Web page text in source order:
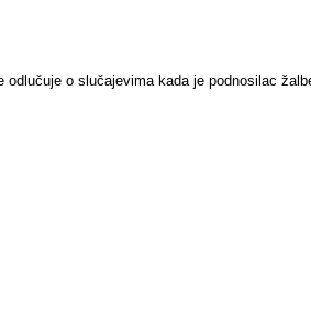
o slučajevima kada je podnosilac